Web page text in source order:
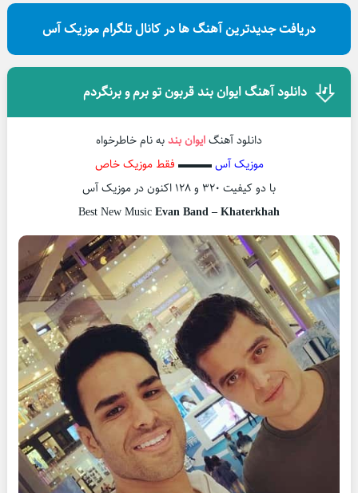
دریافت جدیدترین آهنگ ها در کانال تلگرام موزیک آس
دانلود آهنگ ایوان بند قربون تو برم و برنگردم
دانلود آهنگایوان بندبه نام خاطرخواه
موزیک آس▬▬▬ فقط موزیک خاص
با دو کیفیت ۳۲۰ و ۱۲۸ اکنون در موزیک آس
Best New MusicEvan Band – Khaterkhah